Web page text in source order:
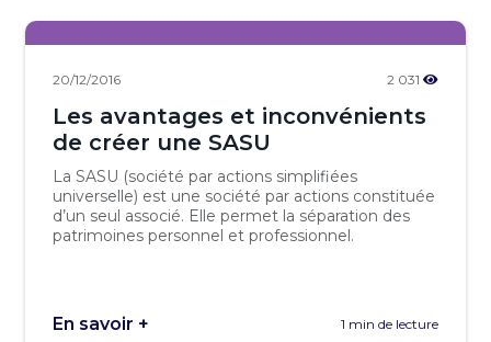
20/12/2016 2 031
Les avantages et inconvénients
de créer une SASU
La SASU (société par actions simplifiées
universelle) est une société par actions constituée
d’un seul associé. Elle permet la séparation des
patrimoines personnel et professionnel.
En savoir + 1 min de lecture